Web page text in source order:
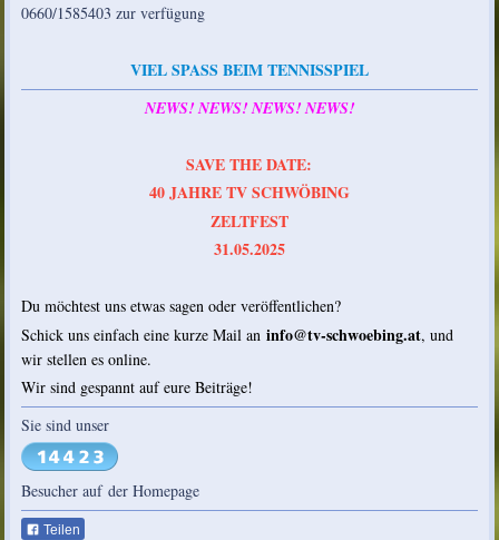
0660/1585403 zur verfügung
VIEL SPASS BEIM TENNISSPIEL
NEWS! NEWS! NEWS! NEWS!
SAVE THE DATE:
40 JAHRE TV SCHWÖBING
ZELTFEST
31.05.2025
Du möchtest uns etwas sagen oder veröffentlichen?
Schick uns einfach eine kurze Mail an info@tv-schwoebing.at, und
wir stellen es online.
Wir sind gespannt auf eure Beiträge!
Sie sind unser
Besucher auf der Homepage
Teilen